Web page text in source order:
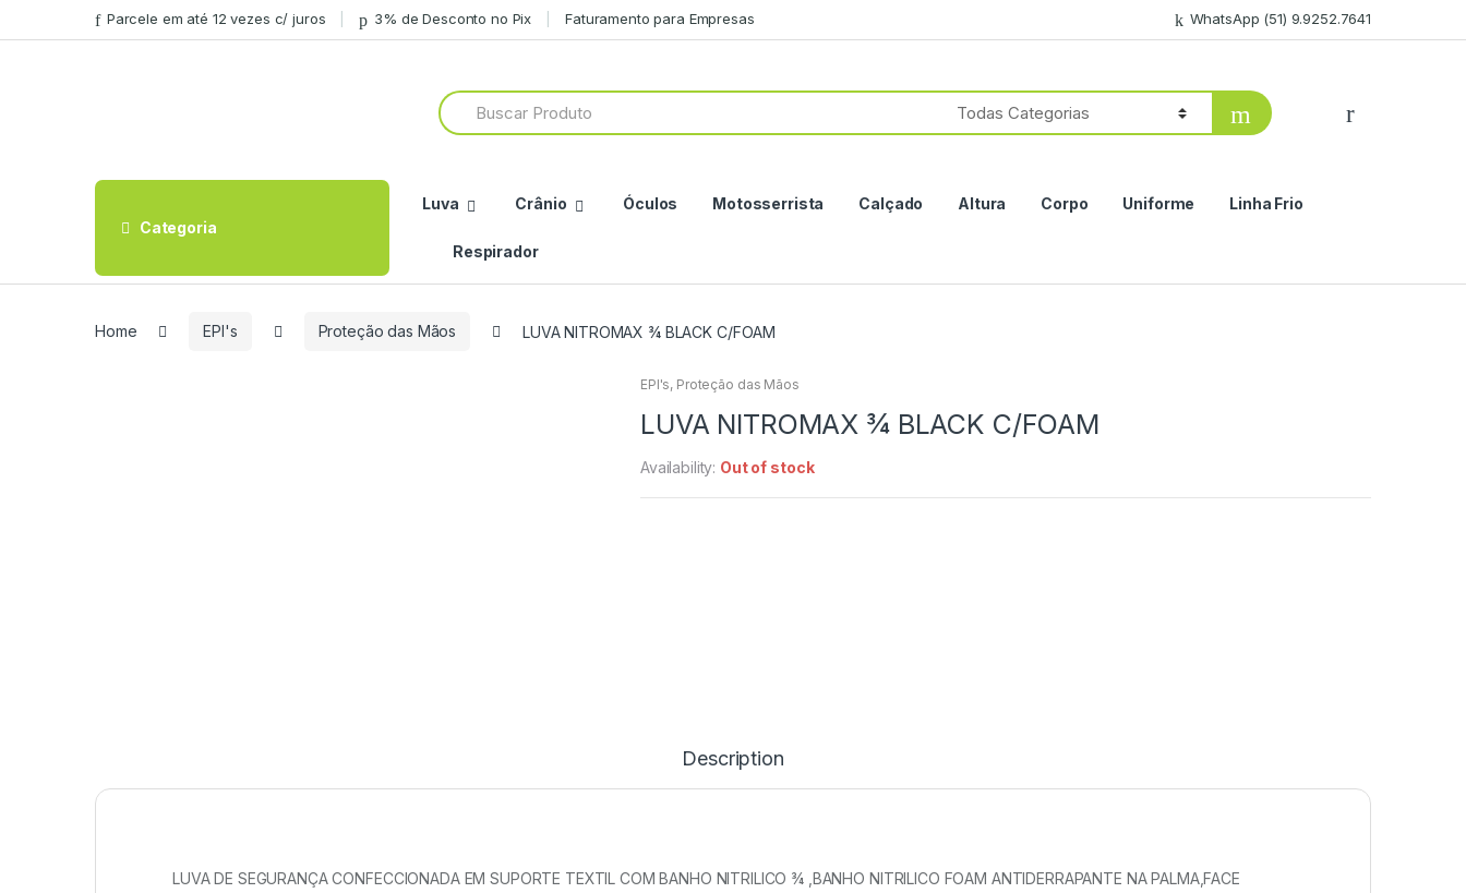
to
to
Parcele em até 12 vezes c/ juros 3% de Desconto no Pix Faturamento para Empresas WhatsApp (51) 9.9252.7641
Search
for:
Categoria
Luva Crânio Óculos Motosserrista Calçado Altura Corpo Uniforme Linha Frio
Respirador
Home EPI's Proteção das Mãos LUVA NITROMAX ¾ BLACK C/FOAM
EPI's, Proteção das Mãos
LUVA NITROMAX ¾ BLACK C/FOAM
Availability: Out of stock
Description
LUVA DE SEGURANÇA CONFECCIONADA EM SUPORTE TEXTIL COM BANHO NITRILICO ¾ ,BANHO NITRILICO FOAM ANTIDERRAPANTE NA PALMA,FACE